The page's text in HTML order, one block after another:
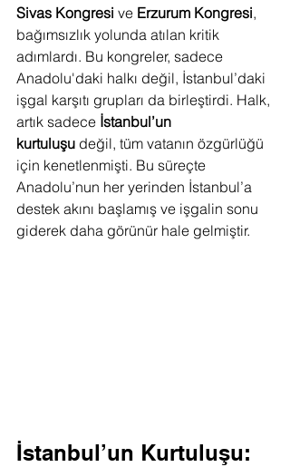
Sivas Kongresi ve Erzurum Kongresi,
bağımsızlık yolunda atılan kritik
adımlardı. Bu kongreler, sadece
Anadolu'daki halkı değil, İstanbul’daki
işgal karşıtı grupları da birleştirdi. Halk,
artık sadece İstanbul’un
kurtuluşu değil, tüm vatanın özgürlüğü
için kenetlenmişti. Bu süreçte
Anadolu’nun her yerinden İstanbul’a
destek akını başlamış ve işgalin sonu
giderek daha görünür hale gelmiştir.
İstanbul’un Kurtuluşu: